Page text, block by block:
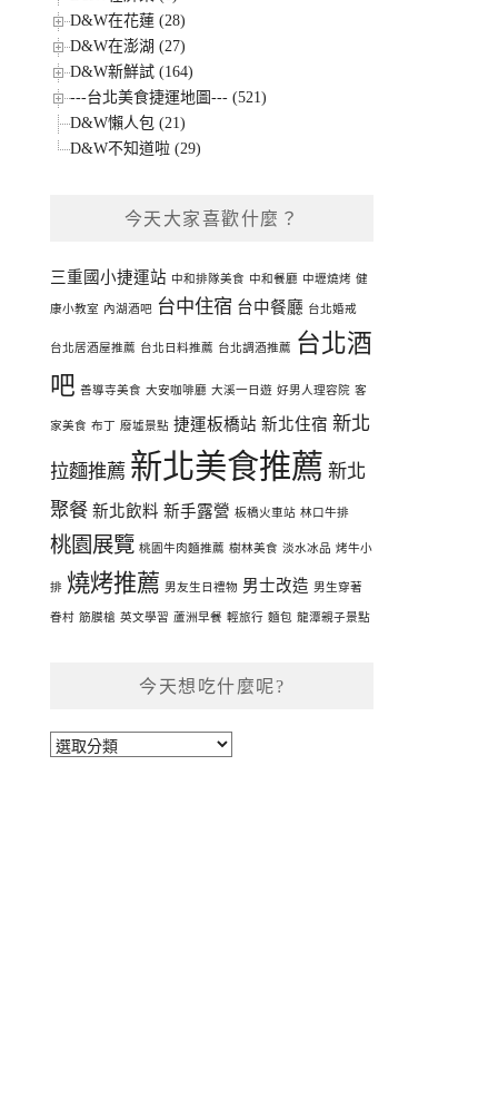
D&W在花蓮 (28)
D&W在澎湖 (27)
D&W新鮮試 (164)
---台北美食捷運地圖--- (521)
D&W懶人包 (21)
D&W不知道啦 (29)
今天大家喜歡什麼？
三重國小捷運站 中和排隊美食 中和餐廳 中壢燒烤 健
康小教室 內湖酒吧 台中住宿 台中餐廳 台北婚戒
台北居酒屋推薦 台北日料推薦 台北調酒推薦
台北酒
吧 善導寺美食 大安咖啡廳 大溪一日遊 好男人理容院 客
家美食 布丁 廢墟景點 捷運板橋站 新北住宿 新北
拉麵推薦 新北美食推薦 新北
聚餐 新北飲料 新手露營 板橋火車站 林口牛排
桃園展覽 桃園牛肉麵推薦 樹林美食 淡水冰品 烤牛小
排 燒烤推薦 男友生日禮物 男士改造 男生穿著
眷村 筋膜槍 英文學習 蘆洲早餐 輕旅行 麵包 龍潭親子景點
今天想吃什麼呢?
今